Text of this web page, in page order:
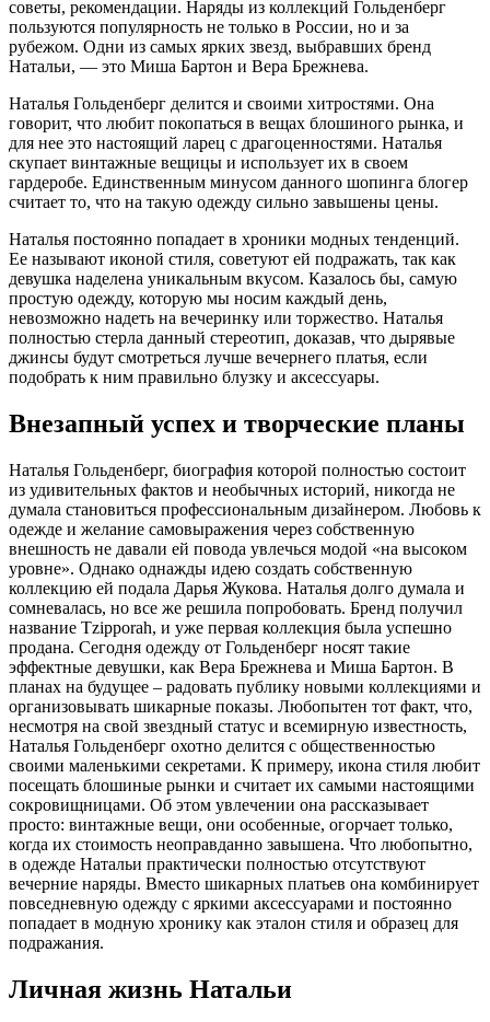
советы, рекомендации. Наряды из коллекций Гольденберг
пользуются популярность не только в России, но и за
рубежом. Одни из самых ярких звезд, выбравших бренд
Натальи, — это Миша Бартон и Вера Брежнева.
Наталья Гольденберг делится и своими хитростями. Она
говорит, что любит покопаться в вещах блошиного рынка, и
для нее это настоящий ларец с драгоценностями. Наталья
скупает винтажные вещицы и использует их в своем
гардеробе. Единственным минусом данного шопинга блогер
считает то, что на такую одежду сильно завышены цены.
Наталья постоянно попадает в хроники модных тенденций.
Ее называют иконой стиля, советуют ей подражать, так как
девушка наделена уникальным вкусом. Казалось бы, самую
простую одежду, которую мы носим каждый день,
невозможно надеть на вечеринку или торжество. Наталья
полностью стерла данный стереотип, доказав, что дырявые
джинсы будут смотреться лучше вечернего платья, если
подобрать к ним правильно блузку и аксессуары.
Внезапный успех и творческие планы
Наталья Гольденберг, биография которой полностью состоит
из удивительных фактов и необычных историй, никогда не
думала становиться профессиональным дизайнером. Любовь к
одежде и желание самовыражения через собственную
внешность не давали ей повода увлечься модой «на высоком
уровне». Однако однажды идею создать собственную
коллекцию ей подала Дарья Жукова. Наталья долго думала и
сомневалась, но все же решила попробовать. Бренд получил
название Tzipporah, и уже первая коллекция была успешно
продана. Сегодня одежду от Гольденберг носят такие
эффектные девушки, как Вера Брежнева и Миша Бартон. В
планах на будущее – радовать публику новыми коллекциями и
организовывать шикарные показы. Любопытен тот факт, что,
несмотря на свой звездный статус и всемирную известность,
Наталья Гольденберг охотно делится с общественностью
своими маленькими секретами. К примеру, икона стиля любит
посещать блошиные рынки и считает их самыми настоящими
сокровищницами. Об этом увлечении она рассказывает
просто: винтажные вещи, они особенные, огорчает только,
когда их стоимость неоправданно завышена. Что любопытно,
в одежде Натальи практически полностью отсутствуют
вечерние наряды. Вместо шикарных платьев она комбинирует
повседневную одежду с яркими аксессуарами и постоянно
попадает в модную хронику как эталон стиля и образец для
подражания.
Личная жизнь Натальи